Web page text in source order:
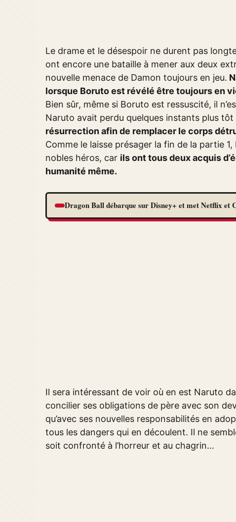
Le drame et le désespoir ne durent pas
ont encore une bataille à mener aux deux
nouvelle menace de Damon toujours en jeu.
lorsque Boruto est révélé être toujours en
Bien sûr, même si Boruto est ressuscité, il
Naruto avait perdu quelques instants plus tôt
résurrection afin de remplacer le corps
Comme le laisse présager la fin de la partie
nobles héros, car ils ont tous deux acquis
humanité même.
Dragon Ball débarque sur Disney+ et met Netflix et
Il sera intéressant de voir où en est Naruto
concilier ses obligations de père avec son
qu’avec ses nouvelles responsabilités en
tous les dangers qui en découlent. Il ne
soit confronté à l’horreur et au chagrin…